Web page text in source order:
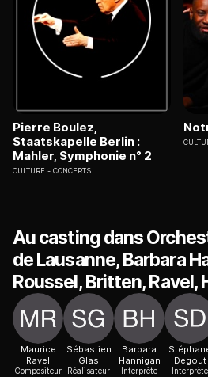
Pierre Boulez,
Staatskapelle Berlin :
Mahler, Symphonie n° 2
CULTURE CONCERTS
Au casting dans
de Lausanne, Barbara
Roussel, Britten, Ravel,
Maurice
Ravel
Compositeur
Sébastien
Glas
Réalisateur
Barbara
Hannigan
Interprète
Degout
Interprète